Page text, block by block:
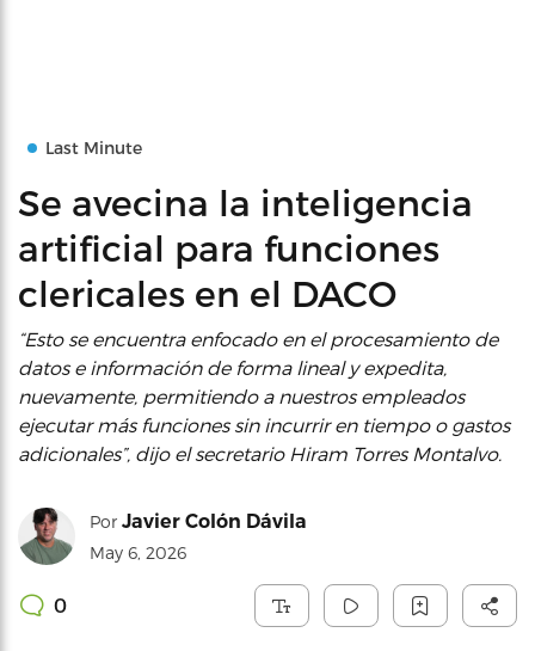
Last Minute
Se avecina la inteligencia
artificial para funciones
clericales en el DACO
“Esto se encuentra enfocado en el procesamiento de
datos e información de forma lineal y expedita,
nuevamente, permitiendo a nuestros empleados
ejecutar más funciones sin incurrir en tiempo o gastos
adicionales”, dijo el secretario Hiram Torres Montalvo.
Por Javier Colón Dávila
May 6, 2026
0